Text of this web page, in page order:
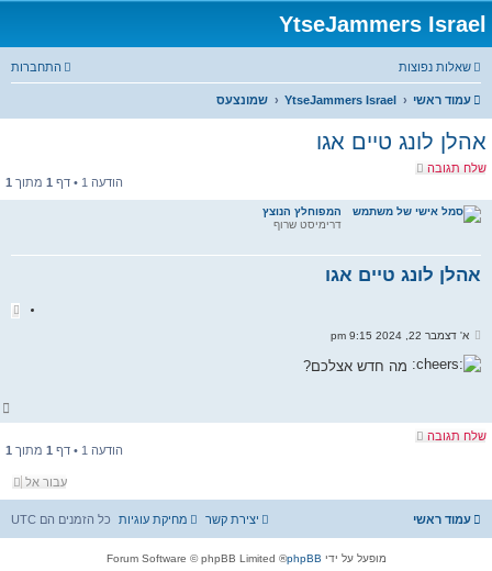
YtseJammers Israel
שאלות נפוצות התחברות
עמוד ראשי YtseJammers Israel שמונצעס
אהלן לונג טיים אגו
שלח תגובה
הודעה 1 • דף
1 מתוך 1
המפוחלץ הנוצץ
דרימיסט שרוף
אהלן לונג טיים אגו
ש
י
ח
א' דצמבר 22, 2024 9:15 pm
מה חדש אצלכם?
שלח תגובה
הודעה 1 • דף
1 מתוך 1
עבור אל
עמוד ראשי כל הזמנים הם UTC מחיקת עוגיות יצירת קשר
מופעל על ידי phpBB
® Forum Software © phpBB Limited